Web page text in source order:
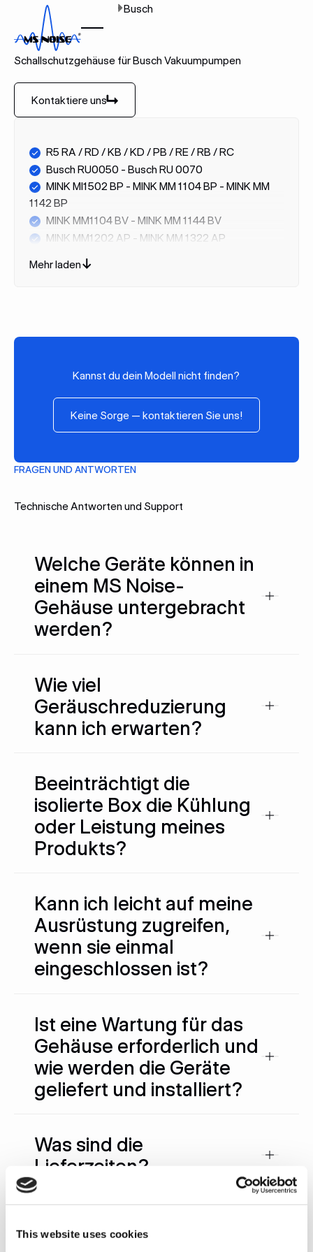
This website uses cookies
Zuhause Busch
BUSCH
Schallschutzgehäuse für Busch Vakuumpumpen
Kontaktiere uns
Kontaktiere uns
R5 RA / RD / KB / KD / PB / RE / RB / RC
Busch RU0050 - Busch RU 0070
MINK MI1502 BP - MINK MM 1104 BP - MINK MM
1142 BP
MINK MM1104 BV - MINK MM 1144 BV
MINK MM1202 AP - MINK MM 1322 AP
MV0080 D - MINK MV0310 D - MINK MV0312 D -
MINK MB0018 A - MINK MH 0018 A - MINK MH
COBRA NC
COBRA DX
COBRA PLUS (ex. DX 0650/0950 A PLUS, DX
MM 1142 B
RC0400-B033-1016
Mehr laden
Kannst du dein Modell nicht finden?
Keine Sorge — kontaktieren Sie
Keine Sorge — kontaktieren Sie uns!
FRAGEN UND ANTWORTEN
Technische Antworten und Support
Welche Geräte können in
einem MS Noise-
Gehäuse untergebracht
werden?
Wie viel
Geräuschreduzierung
kann ich erwarten?
Beeinträchtigt die
isolierte Box die Kühlung
oder Leistung meines
Produkts?
Kann ich leicht auf meine
Ausrüstung zugreifen,
wenn sie einmal
eingeschlossen ist?
Ist eine Wartung für das
Gehäuse erforderlich und
wie werden die Geräte
geliefert und installiert?
Was sind die
Lieferzeiten?
Anforderungen?